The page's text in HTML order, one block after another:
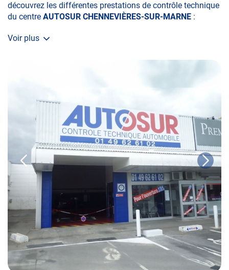
découvrez les différentes prestations de contrôle technique
du centre AUTOSUR CHENNEVIÈRES-SUR-MARNE :
• le contrôle technique obligatoire
• le contrôle des véhicules hybrides ou électriques
• le contrôle technique des véhicules GPL/Gaz*
• le pré-contrôle contrôle technique ou contrôle technique
volontaire / partiel
N’attendez plus pour votre sécurité et faire vérifier votre
véhicule : Prenez RDV dans votre
centre de contrôle
technique.
A très bientôt chez AUTOSUR CHENNEVIÈRES-SUR-
MARNE.
*Prestation à vérifier auprès du centre
Voir plus